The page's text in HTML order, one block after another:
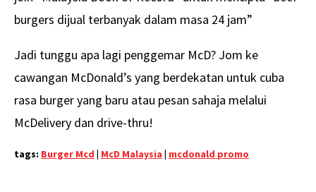
burgers dijual terbanyak dalam masa 24 jam”
Jadi tunggu apa lagi penggemar McD? Jom ke
cawangan McDonald’s yang berdekatan untuk cuba
rasa burger yang baru atau pesan sahaja melalui
McDelivery dan drive-thru!
tags: Burger Mcd | McD Malaysia | mcdonald promo